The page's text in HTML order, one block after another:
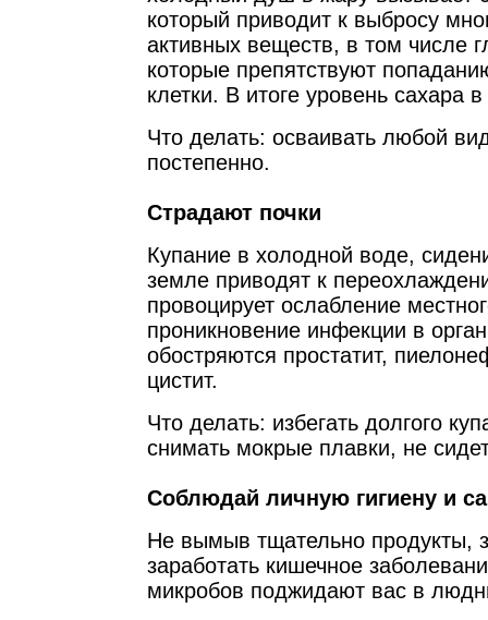
который приводит к выбросу
активных веществ, в том числе
которые препятствуют
клетки. В итоге уровень сахара
Что делать: осваивать любой
постепенно.
Страдают почки
Купание в холодной воде,
земле приводят к
провоцирует ослабление
проникновение инфекции в
обостряются простатит,
цистит.
Что делать: избегать долгого
снимать мокрые плавки, не
Соблюдай личную гигиену и
Не вымыв тщательно продукты,
заработать кишечное
микробов поджидают вас в